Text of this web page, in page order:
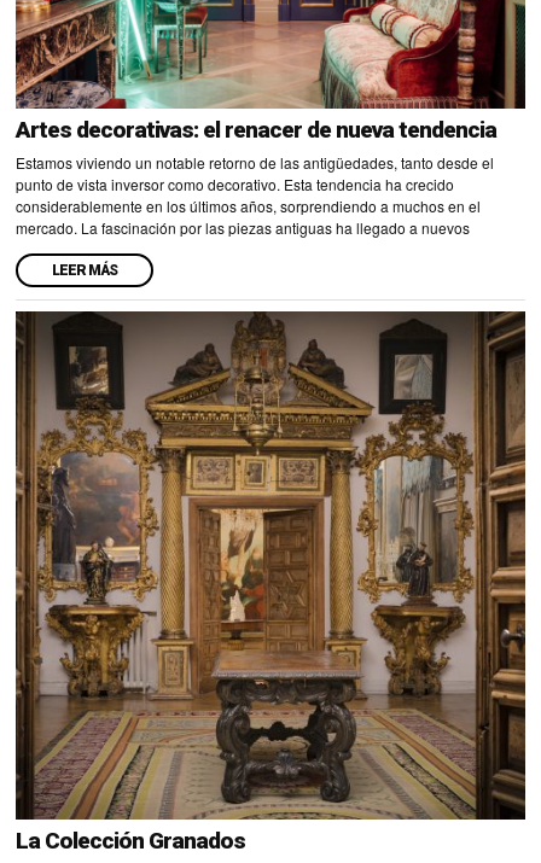
Artes decorativas: el renacer de nueva tendencia
Estamos viviendo un notable retorno de las antigüedades, tanto desde el
punto de vista inversor como decorativo. Esta tendencia ha crecido
considerablemente en los últimos años, sorprendiendo a muchos en el
mercado. La fascinación por las piezas antiguas ha llegado a nuevos
LEER MÁS
La Colección Granados